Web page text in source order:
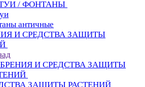
/ ФОНТАНЫ
античные
И СРЕДСТВА ЗАЩИТЫ
И СРЕДСТВА ЗАЩИТЫ
ЗАЩИТЫ РАСТЕНИЙ